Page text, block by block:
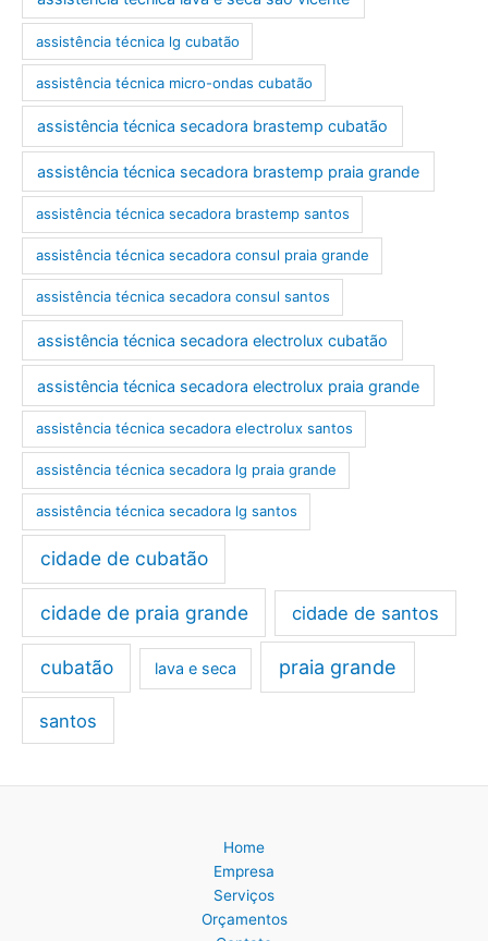
assistência técnica lg cubatão
assistência técnica micro-ondas cubatão
assistência técnica secadora brastemp cubatão
assistência técnica secadora brastemp praia grande
assistência técnica secadora brastemp santos
assistência técnica secadora consul praia grande
assistência técnica secadora consul santos
assistência técnica secadora electrolux cubatão
assistência técnica secadora electrolux praia grande
assistência técnica secadora electrolux santos
assistência técnica secadora lg praia grande
assistência técnica secadora lg santos
cidade de cubatão
cidade de praia grande cidade de santos
cubatão lava e seca praia grande
santos
Home
Empresa
Serviços
Orçamentos